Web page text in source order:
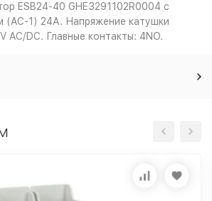
ESB24-40 GHE3291102R0004 с
(AC-1) 24А. Напряжение катушки
AC/DC. Главные контакты: 4NO.